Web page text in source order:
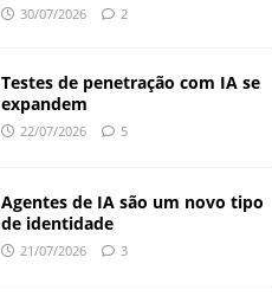
30/07/2026 2
Testes de penetração com IA se
expandem
22/07/2026 5
Agentes de IA são um novo tipo
de identidade
21/07/2026 3